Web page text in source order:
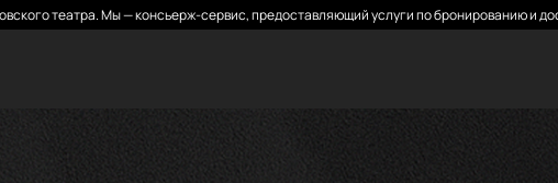
театра. Мы — консьерж-сервис, предоставляющий услуги по бронированию и